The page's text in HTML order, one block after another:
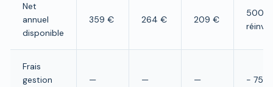
Net
annuel
disponible
359 € 264 € 209 €
500 €
Frais
gestion
— — — − 75 €